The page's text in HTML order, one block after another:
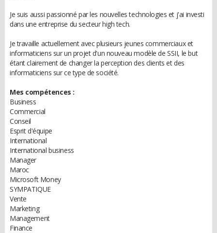
Je suis aussi passionné par les nouvelles technologies et j'ai investi
dans une entreprise du secteur high tech.
Je travaille actuellement avec plusieurs jeunes commerciaux et
informaticiens sur un projet d'un nouveau modèle de SSII, le but
étant clairement de changer la perception des clients et des
informaticiens sur ce type de société.
Mes compétences :
Business
Commercial
Conseil
Esprit d'équipe
International
International business
Manager
Maroc
Microsoft Money
SYMPATIQUE
Vente
Marketing
Management
Finance